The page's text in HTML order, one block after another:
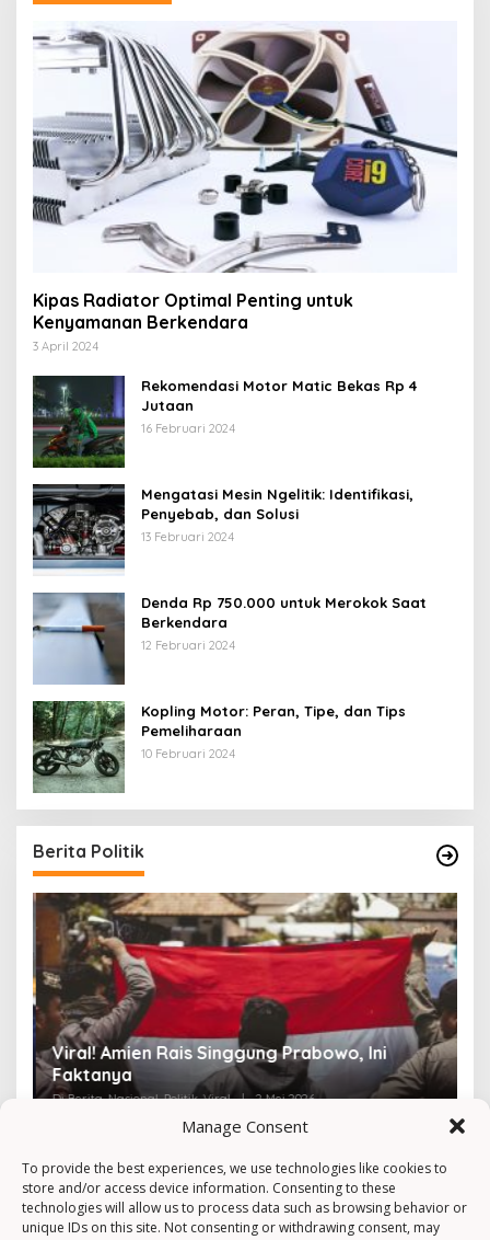
Manage Consent
To provide the best experiences, we use technologies like cookies to
store and/or access device information. Consenting to these
technologies will allow us to process data such as browsing behavior or
unique IDs on this site. Not consenting or withdrawing consent, may
Kipas Radiator Optimal Penting untuk
Kenyamanan Berkendara
3 April 2024
Rekomendasi Motor Matic Bekas Rp 4
Jutaan
16 Februari 2024
Mengatasi Mesin Ngelitik: Identifikasi,
Penyebab, dan Solusi
13 Februari 2024
Denda Rp 750.000 untuk Merokok Saat
Berkendara
12 Februari 2024
Kopling Motor: Peran, Tipe, dan Tips
Pemeliharaan
10 Februari 2024
Berita Politik
Viral! Amien Rais Singgung Prabowo, Ini
Faktanya
Di Berita, Nasional, Politik, Viral | 2 Mei 2026 Di